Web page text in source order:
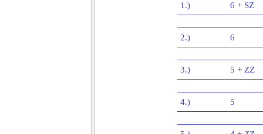
1.) 6 + SZ
2.) 6
3.) 5 + ZZ
4.) 5